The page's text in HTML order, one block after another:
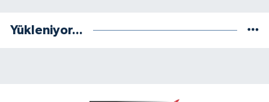
Yükleniyor...